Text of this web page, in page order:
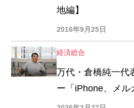
地編】
2016年9月25日
経済総合
万代・倉橋純一代
ー「iPhone、メル
った変化」「成長